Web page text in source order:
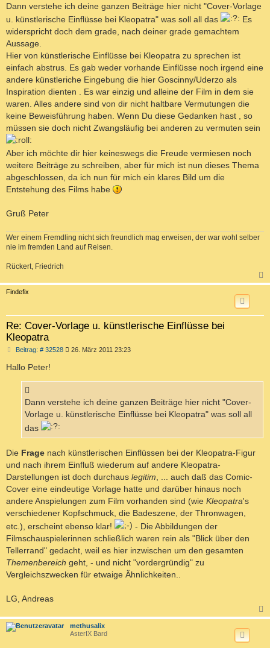
Dann verstehe ich deine ganzen Beiträge hier nicht "Cover-Vorlage
u. künstlerische Einflüsse bei Kleopatra" was soll all das
Es
widerspricht doch dem grade, nach deiner grade gemachtem
Aussage.
Hier von künstlerische Einflüsse bei Kleopatra zu sprechen ist
einfach abstrus. Es gab weder vorhande Einflüsse noch irgend eine
andere künstleriche Eingebung die hier Goscinny/Uderzo als
Inspiration dienten . Es war einzig und alleine der Film in dem sie
waren. Alles andere sind von dir nicht haltbare Vermutungen die
keine Beweisführung haben. Wenn Du diese Gedanken hast , so
müssen sie doch nicht Zwangsläufig bei anderen zu vermuten sein
Aber ich möchte dir hier keineswegs die Freude vermiesen noch
weitere Beiträge zu schreiben, aber für mich ist nun dieses Thema
abgeschlossen, da ich nun für mich ein klares Bild um die
Entstehung des Films habe
Gruß Peter
Wer einem Fremdling nicht sich freundlich mag erweisen, der war wohl selber
nie im fremden Land auf Reisen.
Rückert, Friedrich
a
Findefix
Re: Cover-Vorlage u. künstlerische Einflüsse bei
Kleopatra
Beitrag: # 32528B
r
26. März 2011 23:23
Hallo Peter!
Dann verstehe ich deine ganzen Beiträge hier nicht "Cover-
Vorlage u. künstlerische Einflüsse bei Kleopatra" was soll all
das
Die Frage nach künstlerischen Einflüssen bei der Kleopatra-Figur
und nach ihrem Einfluß wiederum auf andere Kleopatra-
Darstellungen ist doch durchaus legitim , ... auch daß das Comic-
Cover eine eindeutige Vorlage hatte und darüber hinaus noch
andere Anspielungen zum Film vorhanden sind (wie Kleopatra's
verschiedener Kopfschmuck, die Badeszene, der Thronwagen,
etc.), erscheint ebenso klar!
- Die Abbildungen der
Filmschauspielerinnen schließlich waren rein als "Blick über den
Tellerrand" gedacht, weil es hier inzwischen um den gesamten
Themenbereich geht, - und nicht "vordergründig" zu
Vergleichszwecken für etwaige Ähnlichkeiten..
LG, Andreas
a
methusalix
AsterIX Bard